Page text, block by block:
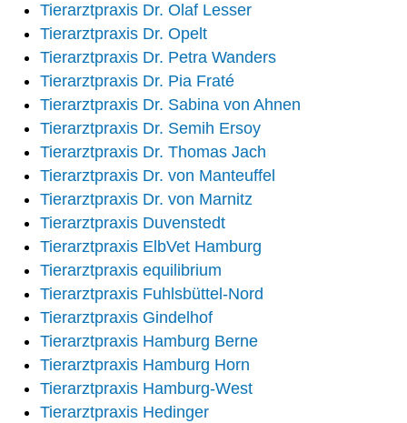
Tierarztpraxis Dr. Olaf Lesser
Tierarztpraxis Dr. Opelt
Tierarztpraxis Dr. Petra Wanders
Tierarztpraxis Dr. Pia Fraté
Tierarztpraxis Dr. Sabina von Ahnen
Tierarztpraxis Dr. Semih Ersoy
Tierarztpraxis Dr. Thomas Jach
Tierarztpraxis Dr. von Manteuffel
Tierarztpraxis Dr. von Marnitz
Tierarztpraxis Duvenstedt
Tierarztpraxis ElbVet Hamburg
Tierarztpraxis equilibrium
Tierarztpraxis Fuhlsbüttel-Nord
Tierarztpraxis Gindelhof
Tierarztpraxis Hamburg Berne
Tierarztpraxis Hamburg Horn
Tierarztpraxis Hamburg-West
Tierarztpraxis Hedinger